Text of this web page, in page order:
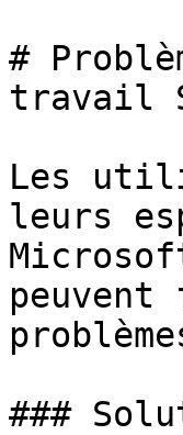
#
travail
Les
leurs
###